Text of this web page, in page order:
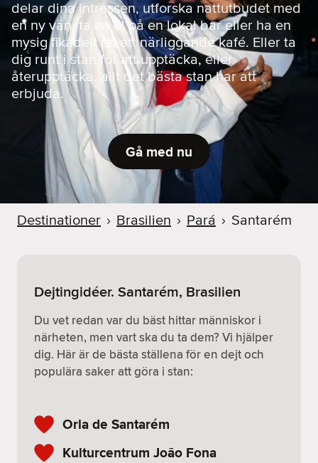
delar dina intressen, utforska nattutbudet med
en ny vän, ta en öl på en lokal bar eller ha en
mysig fikadejt på ett närliggande kafé. Eller ta
dig runt i stan för att upptäcka, eller
återupptäcka, allt det bästa stan har att
erbjuda.
Gå med nu
Destinationer › Brasilien › Pará › Santarém
Dejtingidéer. Santarém, Brasilien
Du vet redan var du bäst hittar människor i
närheten, men vart ska du ta dem? Vi hjälper
dig. Här är de bästa ställena för en dejt och
populära saker att göra i stan:
Orla de Santarém
Kulturcentrum João Fona